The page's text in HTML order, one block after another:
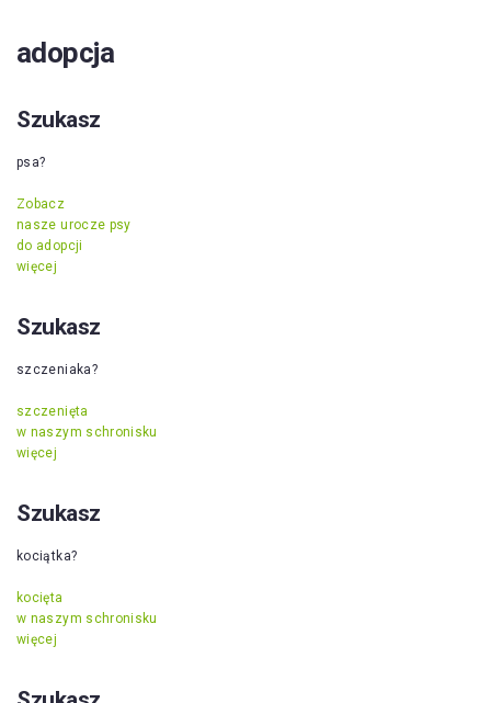
adopcja
Szukasz
psa?
Zobacz
nasze urocze psy
do adopcji
więcej
Szukasz
szczeniaka?
szczenięta
w naszym schronisku
więcej
Szukasz
kociątka?
kocięta
w naszym schronisku
więcej